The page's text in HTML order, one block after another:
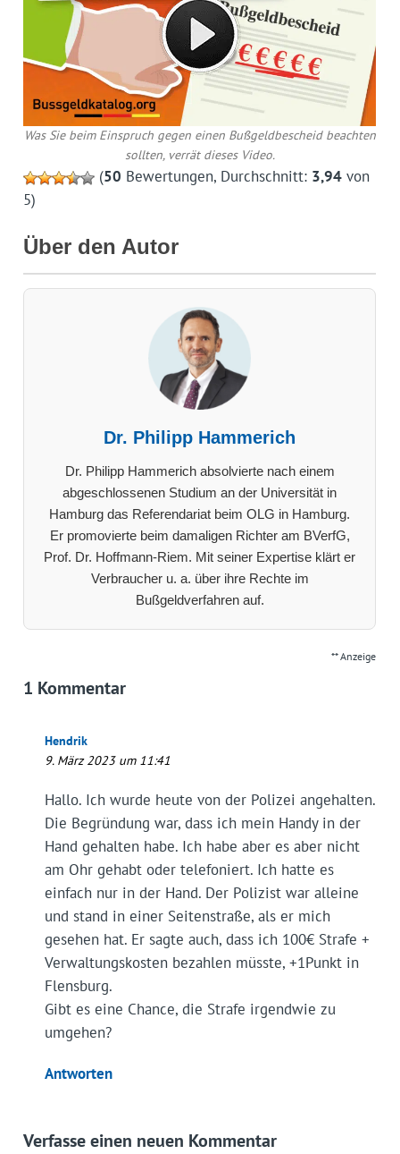
Was Sie beim Einspruch gegen einen Bußgeldbescheid beachten
sollten, verrät dieses Video.
(50 Bewertungen, Durchschnitt: 3,94von
5)
Über den Autor
Dr. Philipp Hammerich
Dr. Philipp Hammerich absolvierte nach einem
abgeschlossenen Studium an der Universität in
Hamburg das Referendariat beim OLG in Hamburg.
Er promovierte beim damaligen Richter am BVerfG,
Prof. Dr. Hoffmann-Riem. Mit seiner Expertise klärt er
Verbraucher u. a. über ihre Rechte im
Bußgeldverfahren auf.
** Anzeige
1 Kommentar
Hendrik
9. März 2023 um 11:41
Hallo. Ich wurde heute von der Polizei angehalten.
Die Begründung war, dass ich mein Handy in der
Hand gehalten habe. Ich habe aber es aber nicht
am Ohr gehabt oder telefoniert. Ich hatte es
einfach nur in der Hand. Der Polizist war alleine
und stand in einer Seitenstraße, als er mich
gesehen hat. Er sagte auch, dass ich 100€ Strafe +
Verwaltungskosten bezahlen müsste, +1Punkt in
Flensburg.
Gibt es eine Chance, die Strafe irgendwie zu
umgehen?
Antworten
Verfasse einen neuen Kommentar